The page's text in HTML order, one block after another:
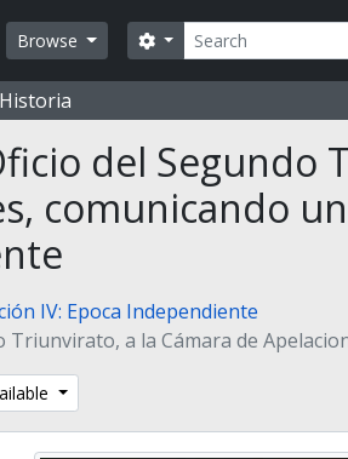
Browse Search
Search options
del Segundo
comunicando
IV: Epoca Independiente
Triunvirato, a la Cámara de